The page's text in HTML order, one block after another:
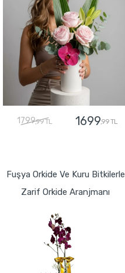
1799,99 TL 1699,99 TL
Fuşya Orkide Ve Kuru Bitkilerle
Zarif Orkide Aranjmanı